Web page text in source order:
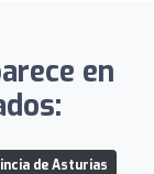
en
de Asturias